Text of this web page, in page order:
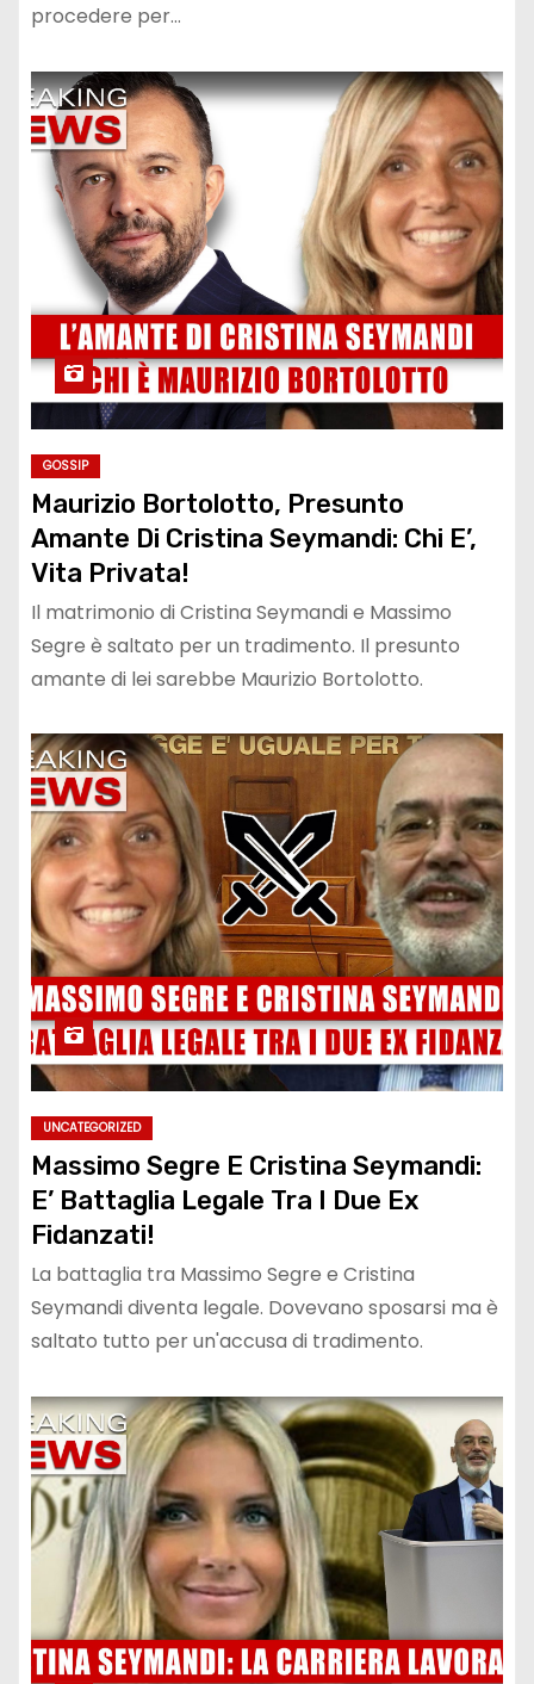
procedere per…
GOSSIP
Maurizio Bortolotto, Presunto
Amante Di Cristina Seymandi: Chi E’,
Vita Privata!
Il matrimonio di Cristina Seymandi e Massimo
Segre è saltato per un tradimento. Il presunto
amante di lei sarebbe Maurizio Bortolotto.
UNCATEGORIZED
Massimo Segre E Cristina Seymandi:
E’ Battaglia Legale Tra I Due Ex
Fidanzati!
La battaglia tra Massimo Segre e Cristina
Seymandi diventa legale. Dovevano sposarsi ma è
saltato tutto per un'accusa di tradimento.